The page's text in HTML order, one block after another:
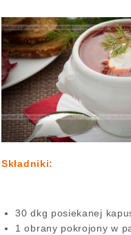
Składniki:
30 dkg posiekanej
1 obrany pokrojony w